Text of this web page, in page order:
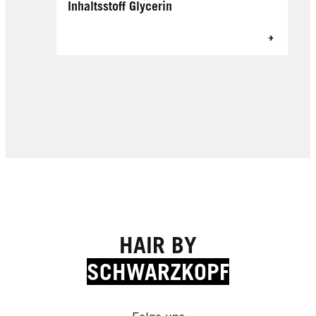
Inhaltsstoff Glycerin
HAIR BY
SCHWARZKOPF